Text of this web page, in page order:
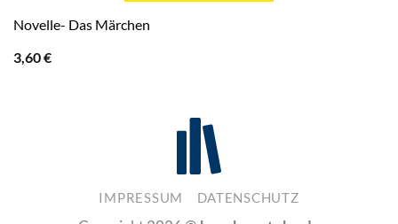
Novelle- Das Märchen
3,60€
IMPRESSUM DATENSCHUTZ